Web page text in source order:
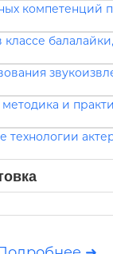
компетенций
и
технологии